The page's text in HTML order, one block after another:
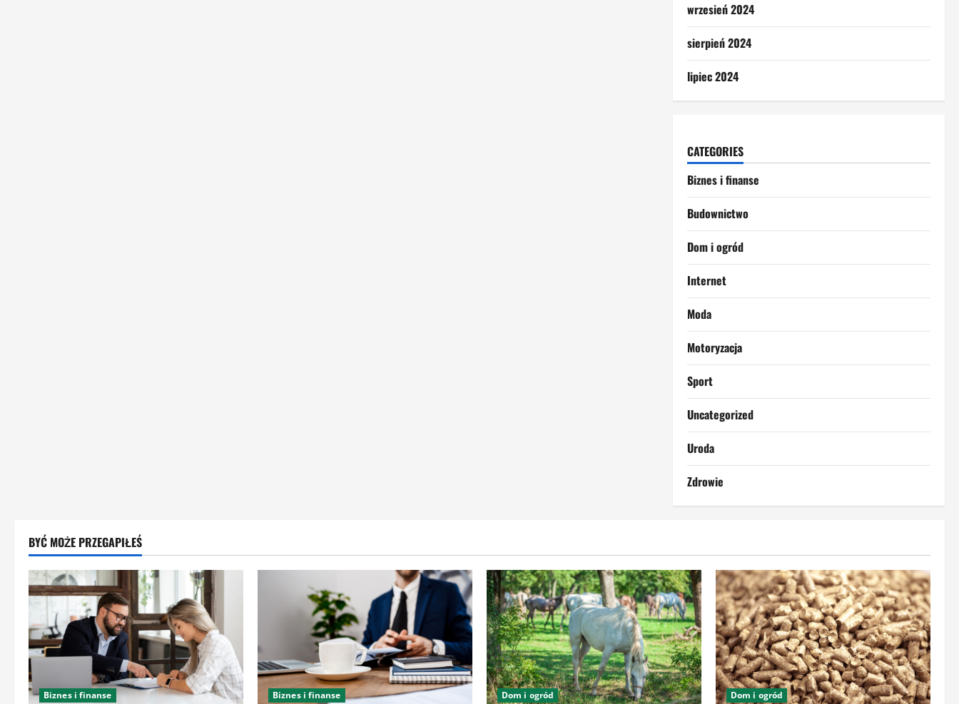
wrzesień 2024
sierpień 2024
lipiec 2024
CATEGORIES
Biznes i finanse
Budownictwo
Dom i ogród
Internet
Moda
Motoryzacja
Sport
Uncategorized
Uroda
Zdrowie
BYĆ MOŻE PRZEGAPIŁEŚ
Biznes i finanse Biznes i finanse Dom i ogród Dom i ogród